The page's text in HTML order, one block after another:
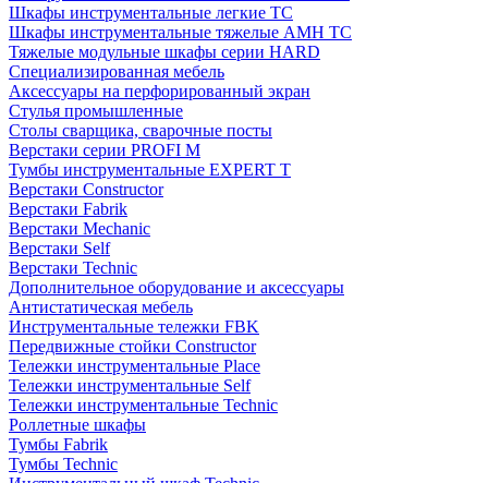
Шкафы инструментальные легкие ТС
Шкафы инструментальные тяжелые AMH TC
Тяжелые модульные шкафы серии HARD
Cпециализированная мебель
Аксессуары на перфорированный экран
Стулья промышленные
Столы сварщика, сварочные посты
Верстаки серии PROFI M
Тумбы инструментальные EXPERT T
Верстаки Constructor
Верстаки Fabrik
Верстаки Mechanic
Верстаки Self
Верстаки Technic
Дополнительное оборудование и аксессуары
Антистатическая мебель
Инструментальные тележки FBK
Передвижные стойки Constructor
Тележки инструментальные Place
Тележки инструментальные Self
Тележки инструментальные Technic
Роллетные шкафы
Тумбы Fabrik
Тумбы Technic